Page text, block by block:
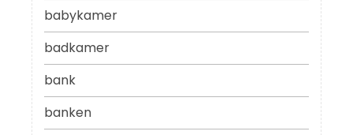
babykamer
badkamer
bank
banken